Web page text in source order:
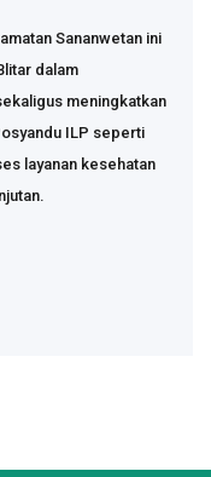
Sananwetan ini
dalam
meningkatkan
ILP seperti
layanan kesehatan